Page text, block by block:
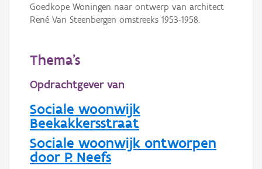
Goedkope Woningen naar ontwerp van architect
René Van Steenbergen omstreeks 1953-1958.
Thema's
Opdrachtgever van
Sociale woonwijk
Beekakkersstraat
Sociale woonwijk ontworpen
door P. Neefs